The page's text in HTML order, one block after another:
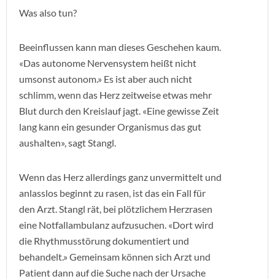
Was also tun?
Beeinflussen kann man dieses Geschehen kaum.
«Das autonome Nervensystem heißt nicht
umsonst autonom.» Es ist aber auch nicht
schlimm, wenn das Herz zeitweise etwas mehr
Blut durch den Kreislauf jagt. «Eine gewisse Zeit
lang kann ein gesunder Organismus das gut
aushalten», sagt Stangl.
Wenn das Herz allerdings ganz unvermittelt und
anlasslos beginnt zu rasen, ist das ein Fall für
den Arzt. Stangl rät, bei plötzlichem Herzrasen
eine Notfallambulanz aufzusuchen. «Dort wird
die Rhythmusstörung dokumentiert und
behandelt.» Gemeinsam können sich Arzt und
Patient dann auf die Suche nach der Ursache